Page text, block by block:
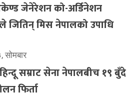
जेनेरेशन को-अर्डिनेशन
जितिन् मिस नेपालको उपाधि
सम्राट सेना नेपालबीच १९ बुँदे
फिर्ता